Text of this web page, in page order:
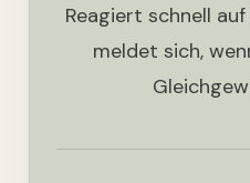
Reagiert schnell
meldet sich,